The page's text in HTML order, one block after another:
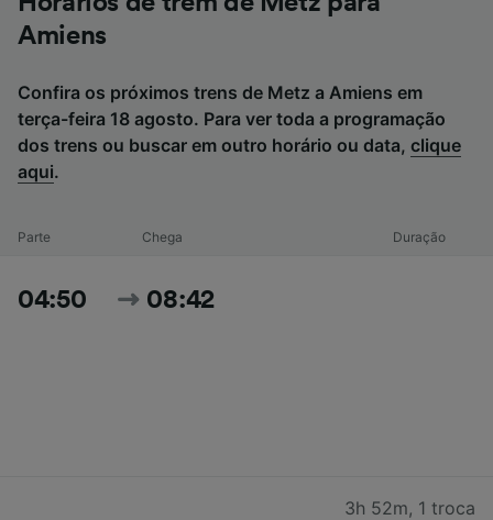
Amiens
Confira os próximos trens de Metz a Amiens em
terça-feira 18 agosto. Para ver toda a programação
dos trens ou buscar em outro horário ou data, clique
aqui.
Parte Chega Duração
04:50 08:42
3h 52m, 1 troca